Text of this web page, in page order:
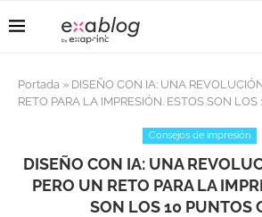
Portada » DISEÑO CON IA: UNA
RETO PARA LA IMPRESIÓN. ESTOS SON
Consejos de impresión
DISEÑO CON IA: UNA
PERO UN RETO PARA LA
SON LOS 10 PUNTOS